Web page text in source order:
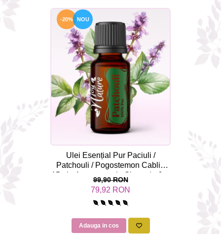
-20% NOU
Ulei Esențial Pur Paciuli /
Patchouli / Pogostemon Cablin
15ml - Aromaterapie Sigura | nJoy
Nature
99,90 RON
79,92 RON
Adauga in cos